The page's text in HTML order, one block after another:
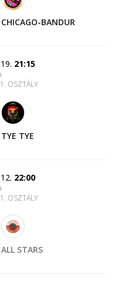
CHICAGO-BANDUR
21:15
OSZTÁLY
TYE TYE
22:00
OSZTÁLY
ALL STARS